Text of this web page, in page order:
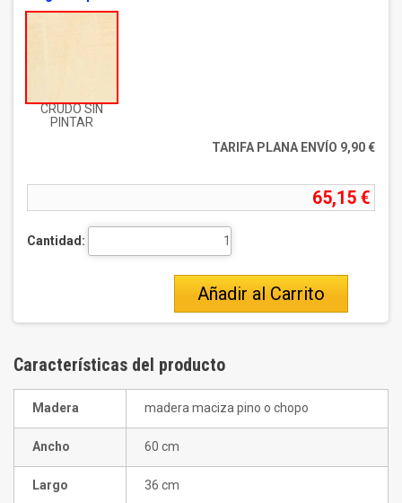
CRUDO SIN
PINTAR
TARIFA PLANA ENVÍO 9,90 €
65,15 €
Cantidad:
Añadir al Carrito
Características del producto
Madera madera maciza pino o chopo
Ancho 60 cm
Largo 36 cm